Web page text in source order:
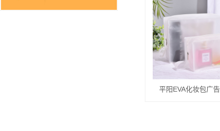
平阳EVA化妆包广